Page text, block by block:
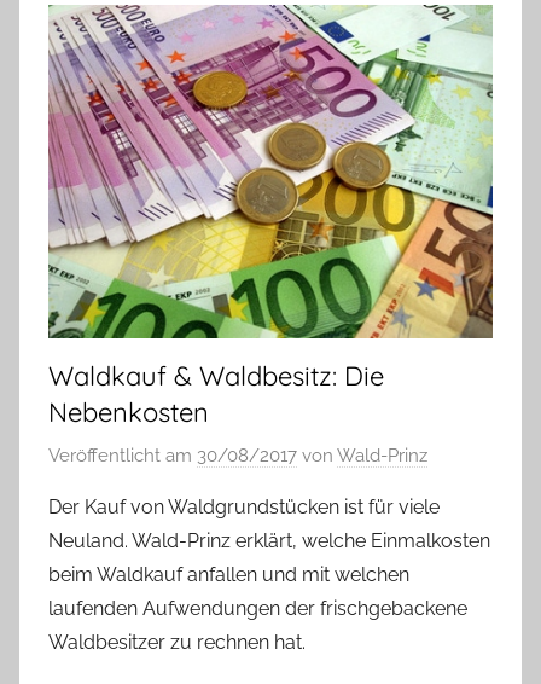
Waldkauf & Waldbesitz: Die
Nebenkosten
Veröffentlicht am 30/08/2017 von Wald-Prinz
Der Kauf von Waldgrundstücken ist für viele
Neuland. Wald-Prinz erklärt, welche Einmalkosten
beim Waldkauf anfallen und mit welchen
laufenden Aufwendungen der frischgebackene
Waldbesitzer zu rechnen hat.